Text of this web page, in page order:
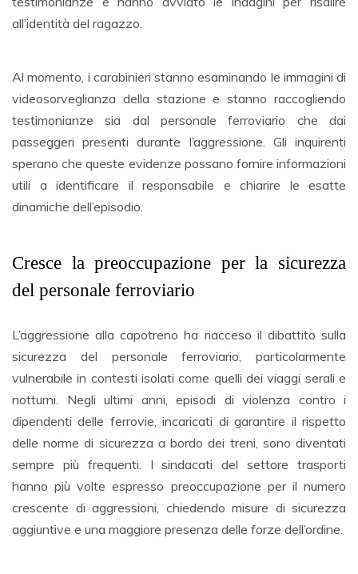
all’identità del ragazzo.
Al momento, i carabinieri stanno esaminando le immagini di
videosorveglianza della stazione e stanno raccogliendo
testimonianze sia dal personale ferroviario che dai
passeggeri presenti durante l’aggressione. Gli inquirenti
sperano che queste evidenze possano fornire informazioni
utili a identificare il responsabile e chiarire le esatte
dinamiche dell’episodio.
Cresce la preoccupazione per la sicurezza
del personale ferroviario
L’aggressione alla capotreno ha riacceso il dibattito sulla
sicurezza del personale ferroviario, particolarmente
vulnerabile in contesti isolati come quelli dei viaggi serali e
notturni. Negli ultimi anni, episodi di violenza contro i
dipendenti delle ferrovie, incaricati di garantire il rispetto
delle norme di sicurezza a bordo dei treni, sono diventati
sempre più frequenti. I sindacati del settore trasporti
hanno più volte espresso preoccupazione per il numero
crescente di aggressioni, chiedendo misure di sicurezza
aggiuntive e una maggiore presenza delle forze dell’ordine.